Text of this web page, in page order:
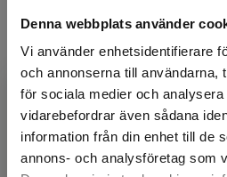
Denna webbplats använder
Vi använder enhetsidentifierare
och annonserna till användarna,
för sociala medier och
vidarebefordrar även sådana
information från din enhet till de
annons- och analysföretag som
Begränsad